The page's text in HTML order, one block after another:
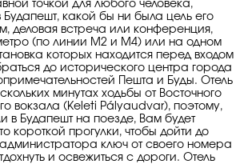
точкой для любого человека,
какой бы ни была цель его
деловая встреча или конференция,
(по линии М2 и М4) или на одном
которых находится перед входом
до исторического центра города
Пешта и Буды. Отель
минутах ходьбы от Восточного
вокзала (Keleti Pályaudvar), поэтому,
в Будапешт на поезде, Вам будет
короткой прогулки, чтобы дойти до
администратора ключ от своего номера
и освежиться с дороги. Отель